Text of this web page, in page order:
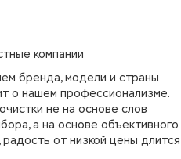
компании
бренда, модели и страны
о нашем профессионализме.
не на основе слов
а на основе объективного
от низкой цены длится